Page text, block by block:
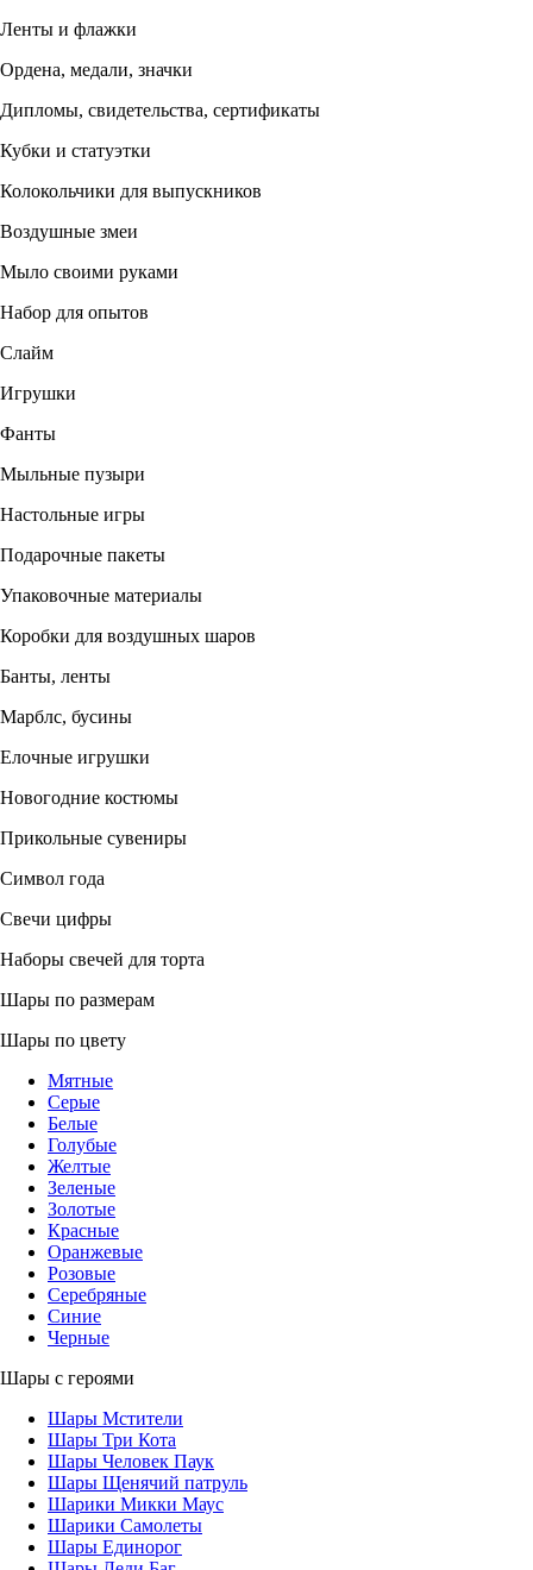
Ленты и флажки
Ордена, медали, значки
Дипломы, свидетельства, сертификаты
Кубки и статуэтки
Колокольчики для выпускников
Воздушные змеи
Мыло своими руками
Набор для опытов
Слайм
Игрушки
Фанты
Мыльные пузыри
Настольные игры
Подарочные пакеты
Упаковочные материалы
Коробки для воздушных шаров
Банты, ленты
Марблс, бусины
Елочные игрушки
Новогодние костюмы
Прикольные сувениры
Символ года
Свечи цифры
Наборы свечей для торта
Шары по размерам
Шары по цвету
Мятные
Серые
Белые
Голубые
Желтые
Зеленые
Золотые
Красные
Оранжевые
Розовые
Серебряные
Синие
Черные
Шары с героями
Шары Мстители
Шары Три Кота
Шары Человек Паук
Шары Щенячий патруль
Шарики Микки Маус
Шарики Самолеты
Шары Единорог